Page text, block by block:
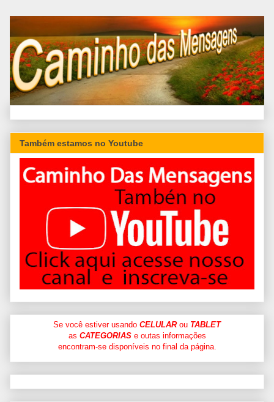
Também estamos no Youtube
Se você estiver usando CELULARou TABLET
as CATEGORIASe outas informações
encontram-se disponíveis no final da página.